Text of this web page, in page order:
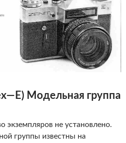
— E) Модельная группа
экземпляров не установлено.
группы известны на